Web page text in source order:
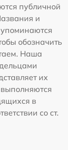
публичной
и
обозначить
Наша
их
в
со ст.